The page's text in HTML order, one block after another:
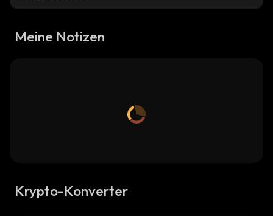
Meine Notizen
Krypto-Konverter